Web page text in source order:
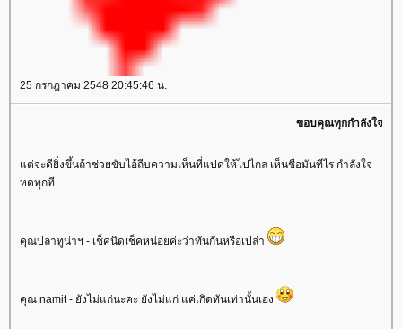
25 กรกฎาคม 2548 20:45:46 น.
ขอบคุณทุกกำลังใจที่ส่งมาให้ด่วน
ต่จะดียิ่งขึ้นถ้าช่วยขับไอ้ถีบความเห็นที่แปดให้ไปไกล เห็นชื่อมันทีไร กำลังใจ
หดทุกที
คุณปลาทูน่าฯ - เช็คนิดเช็คหน่อยค่ะว่าทันกันหรือเปล่า
คุณ namit - ยังไม่แก่นะคะ ยังไม่แก่ แค่เกิดทันเท่านั้นเอง